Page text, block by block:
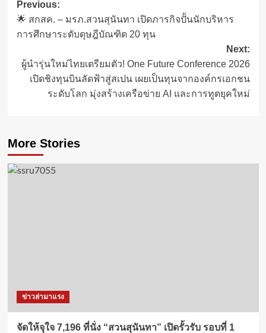
Post
navigation
Previous:
🌟 สกสค. – มรภ.สวนสุนันทา เปิดภารกิจปั้นนักบริหาร
การศึกษาระดับดุษฎีบัณฑิต 20 ทุน
Next:
ผู้นำรุ่นใหม่ไทยเตรียมตัว! One Future Conference 2026
เปิดชิงทุนบินลัดฟ้าสู่สเปน เผยเป็นทุนจากองค์กรเอกชน
ระดับโลก มุ่งสร้างเครือข่าย AI และการทูตยุคใหม่
More Stories
ข่าวล่ามาแรง
จัดให้จุใจ 7,196 ที่นั่ง “สวนสุนันทา” เปิดรั้วรับ รอบที่ 1